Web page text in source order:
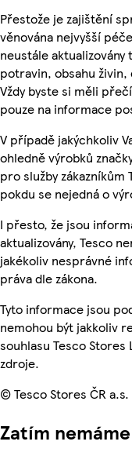
Přestože je zajištění
věnována nejvyšší
neustále
potravin, obsahu
Vždy byste si měli
pouze na informace
V případě jakýchkoliv
ohledně výrobků
pro služby zákazníkům
pokdu se nejedná o
I přesto, že jsou
aktualizovány, Tesco
jakékoliv nesprávné
práva dle zákona.
Tyto informace jsou
nemohou být jakkoliv
souhlasu Tesco
zdroje.
© Tesco Stores ČR a.s.
Zatím